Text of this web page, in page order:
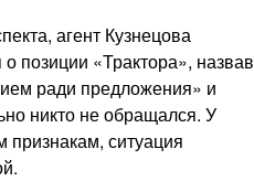
агент Кузнецова
позиции «Трактора», назвав
ради предложения» и
никто не обращался. У
ситуация